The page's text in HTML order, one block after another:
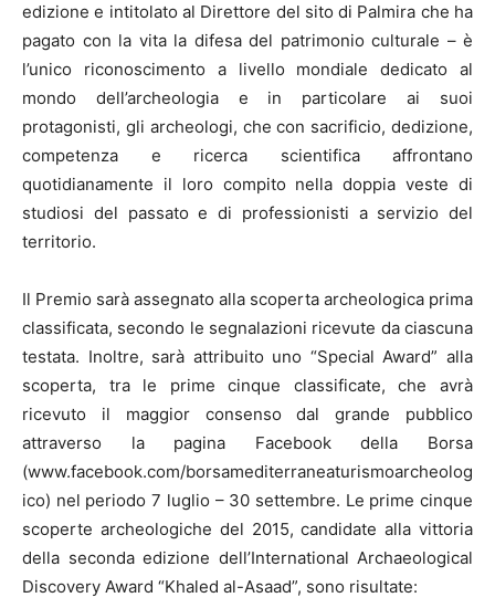
edizione e intitolato al Direttore del sito di Palmira che ha
pagato con la vita la difesa del patrimonio culturale – è
l’unico riconoscimento a livello mondiale dedicato al
mondo dell’archeologia e in particolare ai suoi
protagonisti, gli archeologi, che con sacrificio, dedizione,
competenza e ricerca scientifica affrontano
quotidianamente il loro compito nella doppia veste di
studiosi del passato e di professionisti a servizio del
territorio.
Il Premio sarà assegnato alla scoperta archeologica prima
classificata, secondo le segnalazioni ricevute da ciascuna
testata. Inoltre, sarà attribuito uno “Special Award” alla
scoperta, tra le prime cinque classificate, che avrà
ricevuto il maggior consenso dal grande pubblico
attraverso la pagina Facebook della Borsa
(www.facebook.com/borsamediterraneaturismoarcheolog
ico) nel periodo 7 luglio – 30 settembre. Le prime cinque
scoperte archeologiche del 2015, candidate alla vittoria
della seconda edizione dell’International Archaeological
Discovery Award “Khaled al-Asaad”, sono risultate: